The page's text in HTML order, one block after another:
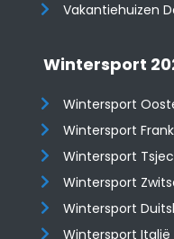
Vakantiehuizen
Wintersport
Wintersport
Wintersport
Wintersport
Wintersport
Wintersport
Wintersport Italië